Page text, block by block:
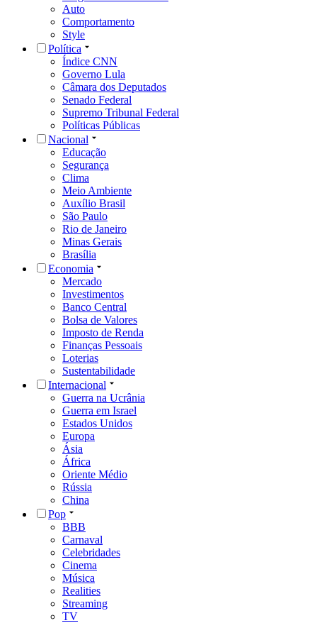
Auto
Comportamento
Style
Política
Índice CNN
Governo Lula
Câmara dos Deputados
Senado Federal
Supremo Tribunal Federal
Políticas Públicas
Nacional
Educação
Segurança
Clima
Meio Ambiente
Auxílio Brasil
São Paulo
Rio de Janeiro
Minas Gerais
Brasília
Economia
Mercado
Investimentos
Banco Central
Bolsa de Valores
Imposto de Renda
Finanças Pessoais
Loterias
Sustentabilidade
Internacional
Guerra na Ucrânia
Guerra em Israel
Estados Unidos
Europa
Ásia
África
Oriente Médio
Rússia
China
Pop
BBB
Carnaval
Celebridades
Cinema
Música
Realities
Streaming
TV